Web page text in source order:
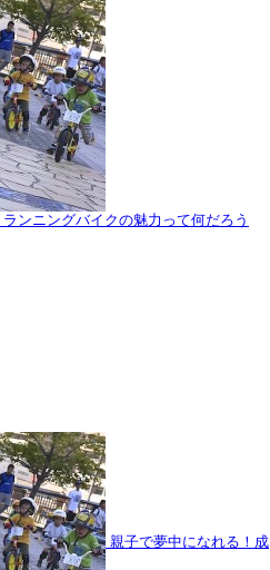
ンニングバイクの魅力って何だろう
親子で夢中になれる！成